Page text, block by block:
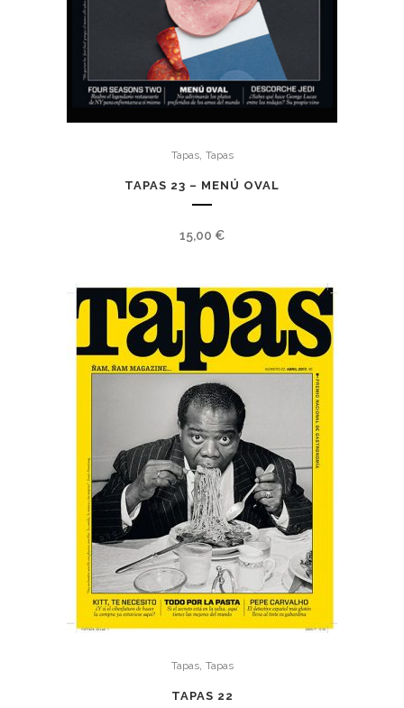
Tapas, Tapas
TAPAS 23 – MENÚ OVAL
15,00 €
Tapas, Tapas
TAPAS 22